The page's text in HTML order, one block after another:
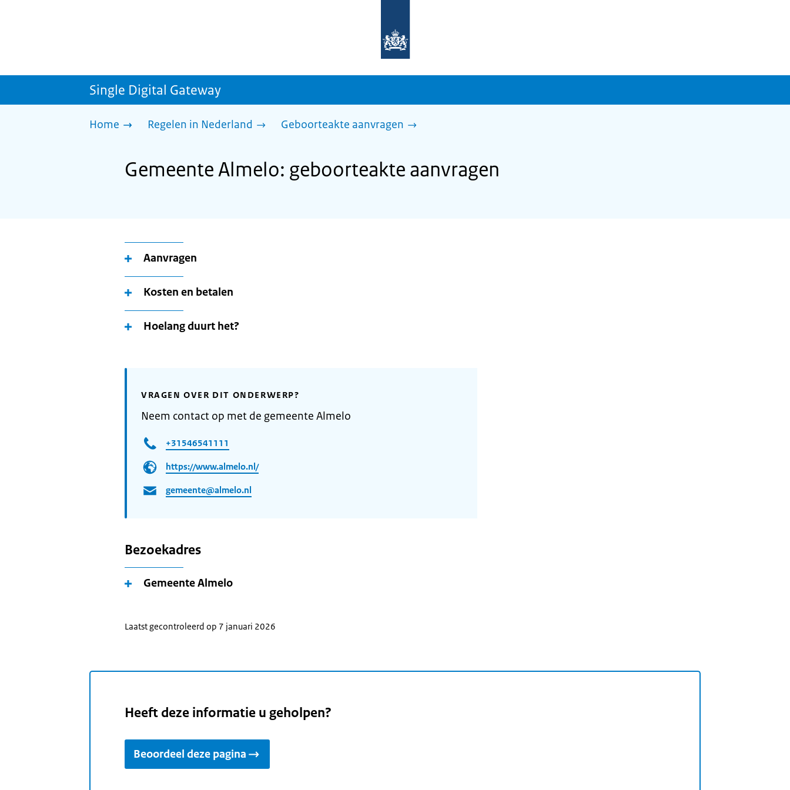
homepage
sdg.rijksoverheid.nl
Single Digital Gateway
Home Regelen in Nederland Geboorteakte aanvragen
Gemeente Almelo: geboorteakte aanvragen
Aanvragen
Kosten en betalen
Hoelang duurt het?
VRAGEN OVER DIT ONDERWERP?
Neem contact op met de gemeente Almelo
+31546541111
https://www.almelo.nl/
gemeente@almelo.nl
Bezoekadres
Gemeente Almelo
Laatst gecontroleerd op 7 januari 2026
Heeft deze informatie u geholpen?
Beoordeel deze pagina